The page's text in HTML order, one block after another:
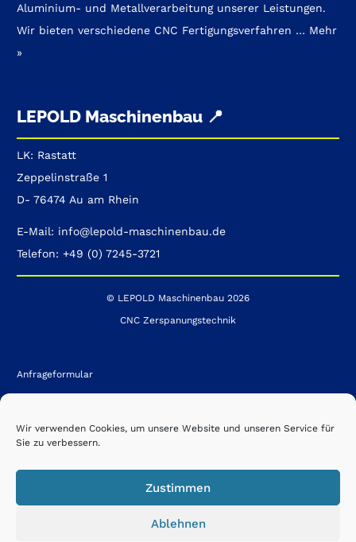
Wir verwenden Cookies, um unsere Website und unseren Service für
Sie zu verbessern.
Zustimmen
Ablehnen
Aluminium- und Metallverarbeitung unserer Leistungen.
Wir bieten verschiedene CNC Fertigungsverfahren … Mehr
»
LEPOLD Maschinenbau 📍
LK: Rastatt
Zeppelinstraße 1
D- 76474 Au am Rhein
E-Mail: info@lepold-maschinenbau.de
Telefon: +49 (0) 7245-3721
© LEPOLD Maschinenbau 2026
CNC Zerspanungstechnik
Anfrageformular
Impressum
Datenschutz
AGB´s